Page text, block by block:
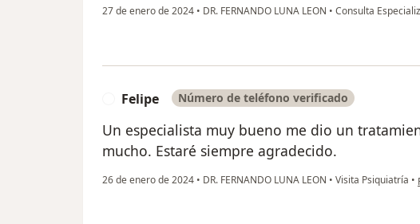
27 de enero de 2024 • DR. FERNANDO LUNA LEON • Consulta
Felipe Número de teléfono verificado
Un especialista muy bueno me dio un
mucho. Estaré siempre agradecido.
26 de enero de 2024 • DR. FERNANDO LUNA LEON • Visita Psiquiatría •